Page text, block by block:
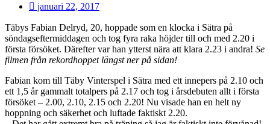
januari 22, 2017
Täbys Fabian Delryd, 20, hoppade som en klocka i Sätra på
söndagseftermiddagen och tog fyra raka höjder till och med 2.20 i
första försöket. Därefter var han ytterst nära att klara 2.23 i andra! Se
filmen från rekordhoppet längst ner på sidan!
Fabian kom till Täby Vinterspel i Sätra med ett innepers på 2.10 och
ett 1,5 år gammalt totalpers på 2.17 och tog i årsdebuten allt i första
försöket – 2.00, 2.10, 2.15 och 2.20! Nu visade han en helt ny
hoppning och säkerhet och luftade faktiskt 2.20.